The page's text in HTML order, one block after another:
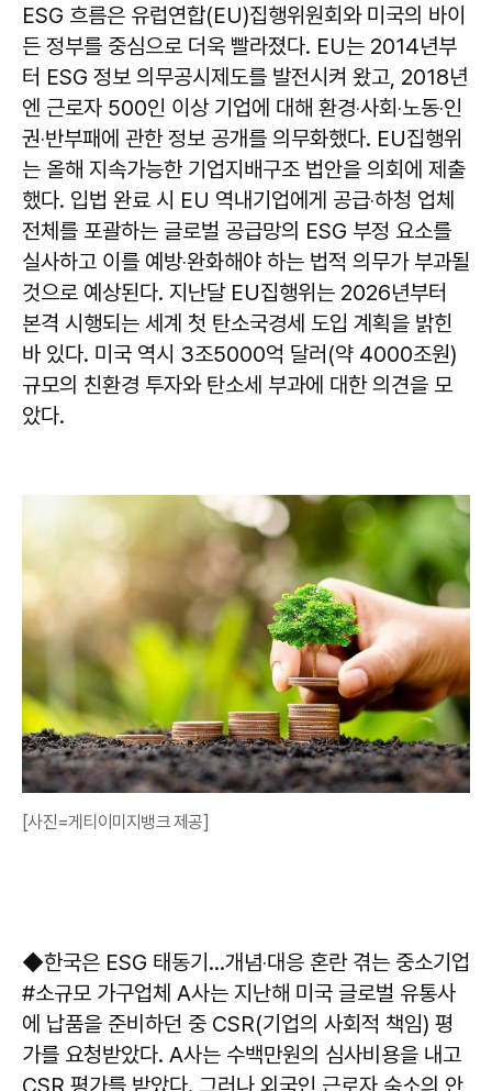
ESG 흐름은 유럽연합(EU)집행위원회와 미국의 바이
든 정부를 중심으로 더욱 빨라졌다. EU는 2014년부
터 ESG 정보 의무공시제도를 발전시켜 왔고, 2018년
엔 근로자 500인 이상 기업에 대해 환경‧사회‧노동‧인
권‧반부패에 관한 정보 공개를 의무화했다. EU집행위
는 올해 지속가능한 기업지배구조 법안을 의회에 제출
했다. 입법 완료 시 EU 역내기업에게 공급‧하청 업체
전체를 포괄하는 글로벌 공급망의 ESG 부정 요소를
실사하고 이를 예방‧완화해야 하는 법적 의무가 부과될
것으로 예상된다. 지난달 EU집행위는 2026년부터
본격 시행되는 세계 첫 탄소국경세 도입 계획을 밝힌
바 있다. 미국 역시 3조5000억 달러(약 4000조원)
규모의 친환경 투자와 탄소세 부과에 대한 의견을 모
았다.
[사진=게티이미지뱅크 제공]
◆한국은 ESG 태동기…개념‧대응 혼란 겪는 중소기업
#소규모 가구업체 A사는 지난해 미국 글로벌 유통사
에 납품을 준비하던 중 CSR(기업의 사회적 책임) 평
가를 요청받았다. A사는 수백만원의 심사비용을 내고